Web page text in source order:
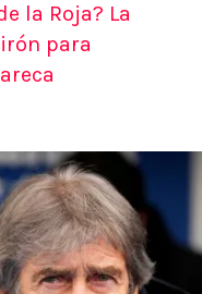
la Roja? La
para